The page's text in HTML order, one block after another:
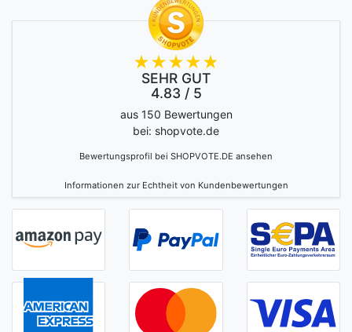
SEHR GUT
4.83 / 5
aus 150 Bewertungen
bei: shopvote.de
Bewertungsprofil bei SHOPVOTE.DE ansehen
Informationen zur Echtheit von Kundenbewertungen